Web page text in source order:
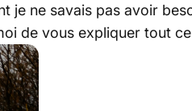
je ne savais pas avoir
de vous expliquer tout